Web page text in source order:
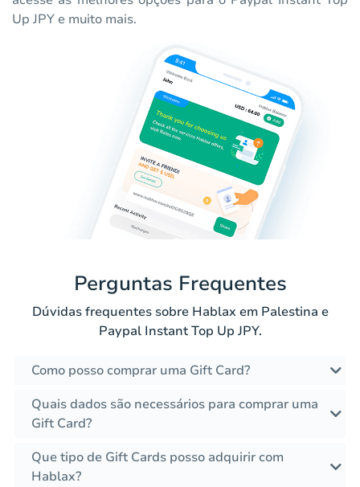
Up JPY e muito mais.
Perguntas Frequentes
Dúvidas frequentes sobre Hablax em Palestina e
Paypal Instant Top Up JPY.
Como posso comprar uma Gift Card?
Quais dados são necessários para comprar uma
Gift Card?
Que tipo de Gift Cards posso adquirir com
Hablax?